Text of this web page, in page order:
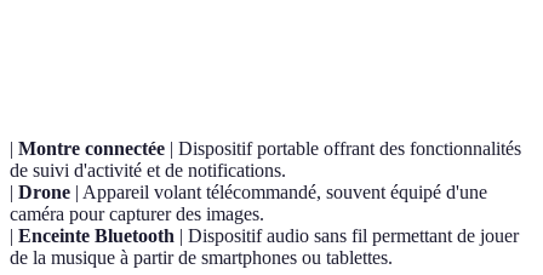
| Montre connectée | Dispositif portable offrant des fonctionnalités
de suivi d'activité et de notifications.
| Drone | Appareil volant télécommandé, souvent équipé d'une
caméra pour capturer des images.
| Enceinte Bluetooth | Dispositif audio sans fil permettant de jouer
de la musique à partir de smartphones ou tablettes.